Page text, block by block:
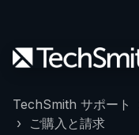
TechSmith サポート
ご購入と請求